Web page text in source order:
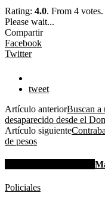
Rating: 4.0. From 4 votes.
Please wait...
Compartir
Facebook
Twitter
tweet
Artículo anteriorBuscan a
desaparecido desde el
Artículo siguiente
de pesos
Policiales